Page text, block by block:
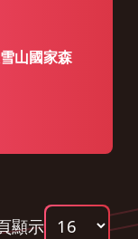
山國家森
顯示